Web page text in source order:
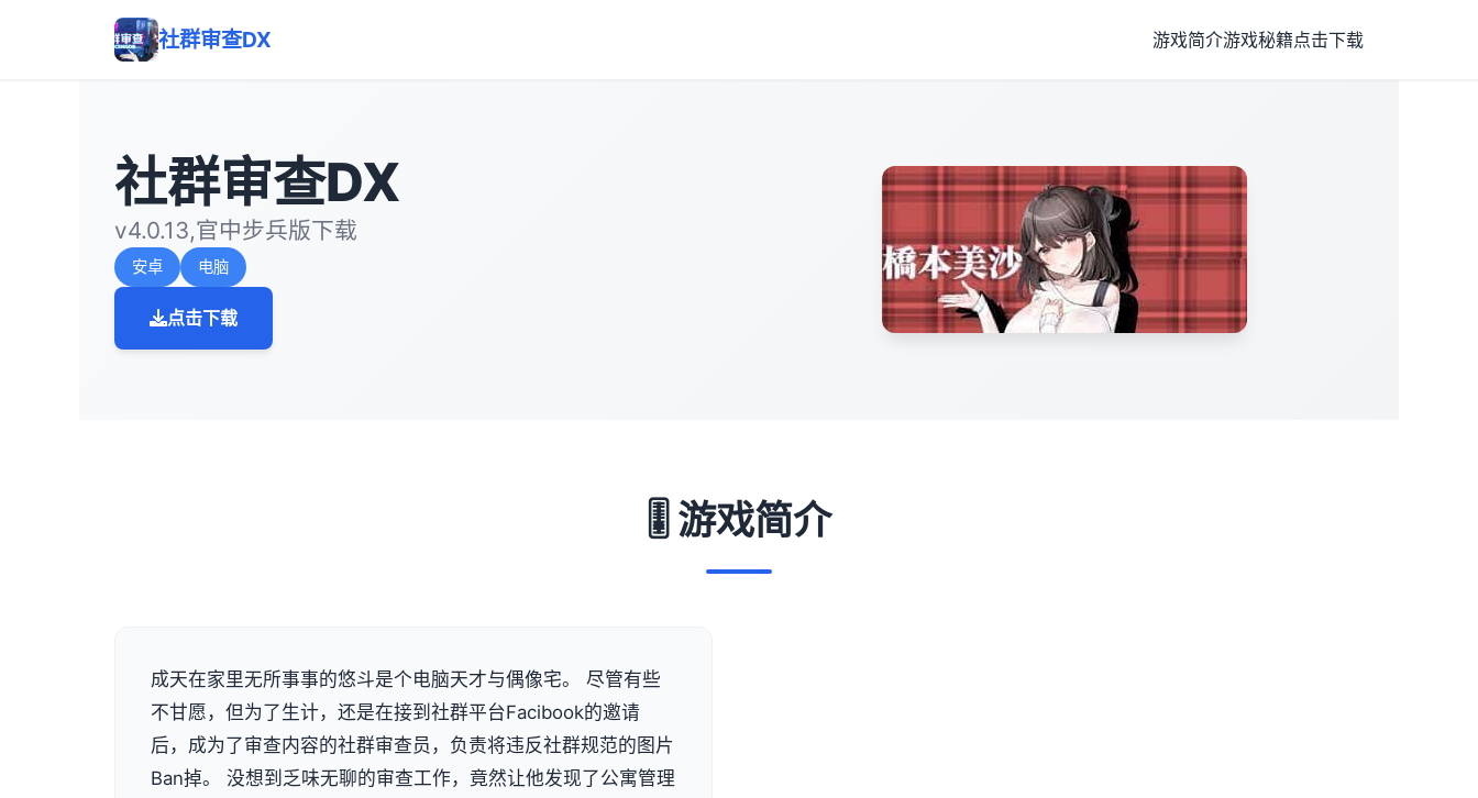
社群审查DX 游戏简介游戏秘籍点击下载
社群审查DX
v4.0.13,官中步兵版下载
安卓 电脑
点击下载
🎚️ 游戏简介
成天在家里无所事事的悠斗是个电脑天才与偶像宅。 尽管有些
不甘愿，但为了生计，还是在接到社群平台Facibook的邀请
后，成为了审查内容的社群审查员，负责将违反社群规范的图片
Ban掉。 没想到乏味无聊的审查工作，竟然让他发现了公寓管理